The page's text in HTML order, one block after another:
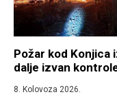
Požar kod Konjica
dalje izvan
8. Kolovoza 2026.